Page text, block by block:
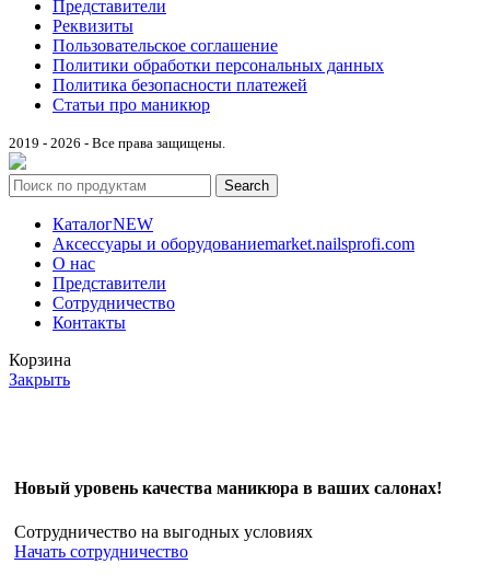
Представители
Реквизиты
Пользовательское соглашение
Политики обработки персональных данных
Политика безопасности платежей
Статьи про маникюр
2019 - 2026 - Все права защищены.
Search
КаталогNEW
Аксессуары и оборудованиеmarket.nailsprofi.com
О нас
Представители
Сотрудничество
Контакты
Корзина
Закрыть
Новый уровень качества маникюра в ваших салонах!
Сотрудничество на выгодных условиях
Начать сотрудничество